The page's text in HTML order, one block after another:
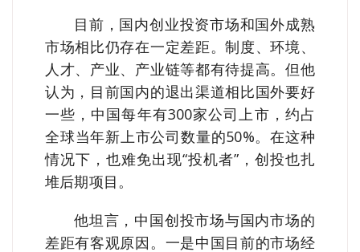
目前，国内创业投资市场和国外成熟
市场相比仍存在一定差距。制度、环境、
人才、产业、产业链等都有待提高。但他
认为，目前国内的退出渠道相比国外要好
一些，中国每年有300家公司上市，约占
全球当年新上市公司数量的50%。在这种
情况下，也难免出现“投机者”，创投也扎
堆后期项目。
他坦言，中国创投市场与国内市场的
差距有客观原因。一是中国目前的市场经